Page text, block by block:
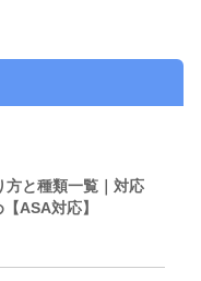
方と種類一覧｜対応
ASA対応】